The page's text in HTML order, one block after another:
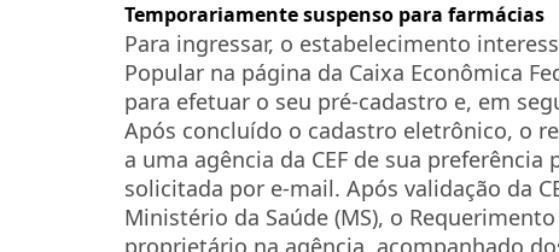
Temporariamente suspenso para farmácias
Para ingressar, o estabelecimento
Popular na página da Caixa Econômica
para efetuar o seu pré-cadastro e, em
Após concluído o cadastro eletrônico, o
a uma agência da CEF de sua
solicitada por e-mail. Após validação da
Ministério da Saúde (MS), o
proprietário na agência, acompanhado